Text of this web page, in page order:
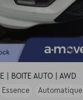
| BOITE AUTO | AWD
Essence
Automatique